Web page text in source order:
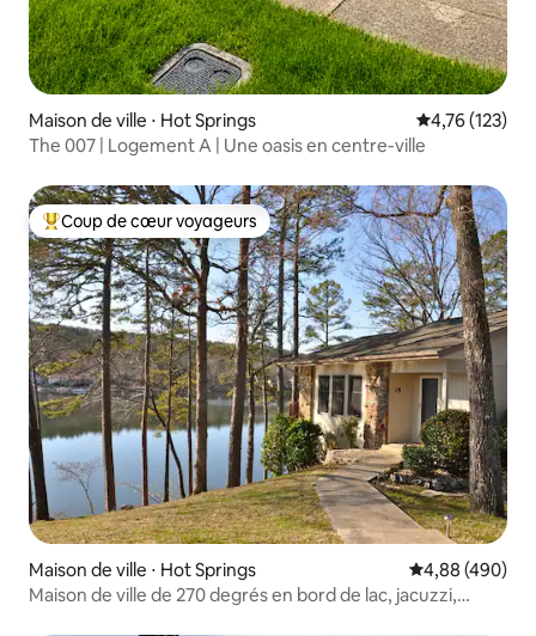
Maison de ville ⋅ Hot Springs Évaluation
4,76 (123)
The 007 | Logement A | Une oasis en centre-ville
Coups de cœur voyageurs les plus appréciés
Coup de cœur voyageurs
Maison de ville ⋅ Hot Springs Évaluation
4,88 (490)
Maison de ville de 270 degrés en bord de lac, jacuzzi,